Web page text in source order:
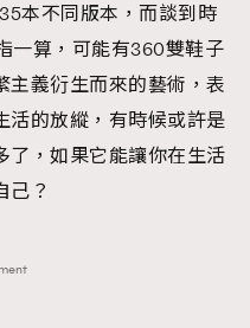
本不同版本，而談到時
一算，可能有360雙鞋子
主義𧗠生而來的藝術，表
活的放縱，有時候或許是
了，如果它能讓你在生活
己？